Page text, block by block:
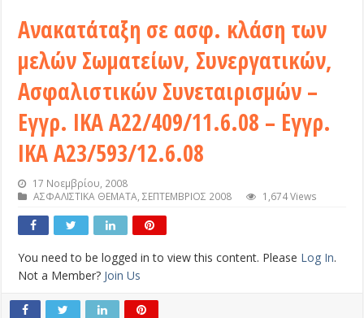
Ανακατάταξη σε ασφ. κλάση των
μελών Σωματείων, Συνεργατικών,
Ασφαλιστικών Συνεταιρισμών –
Εγγρ. ΙΚΑ Α22/409/11.6.08 – Εγγρ.
ΙΚΑ Α23/593/12.6.08
17 Νοεμβρίου, 2008
ΑΣΦΑΛΙΣΤΙΚΑ ΘΕΜΑΤΑ,ΣΕΠΤΕΜΒΡΙΟΣ 2008 1,674 Views
You need to be logged in to view this content. Please Log In.
Not a Member? Join Us